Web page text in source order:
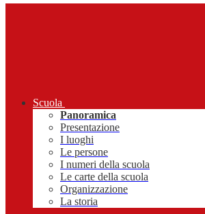
Scuola
Panoramica
Presentazione
I luoghi
Le persone
I numeri della scuola
Le carte della scuola
Organizzazione
La storia